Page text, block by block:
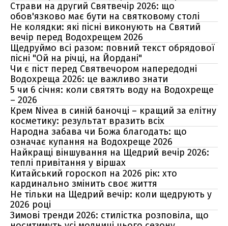
Страви на другий Святвечір 2026: що
обов'язково має бути на святковому столі
Не колядки: які пісні виконують на Святий
вечір перед Водохрещем 2026
Щедруймо всі разом: повний текст обрядової
пісні "Ой на річці, на Йордані"
Чи є піст перед Святвечором напередодні
Водохреща 2026: це важливо знати
5 чи 6 січня: коли святять воду на Водохреще
– 2026
Крем Nivea в синій баночці – кращий за елітну
косметику: результат вразить всіх
Народна забава чи Божа благодать: що
означає купання на Водохреще 2026
Найкращі віншування на Щедрий вечір 2026:
теплі привітання у віршах
Китайський гороскоп на 2026 рік: хто
кардинально змінить своє життя
Не тільки на Щедрий вечір: коли щедрують у
2026 році
Зимові тренди 2026: стилістка розповіла, що